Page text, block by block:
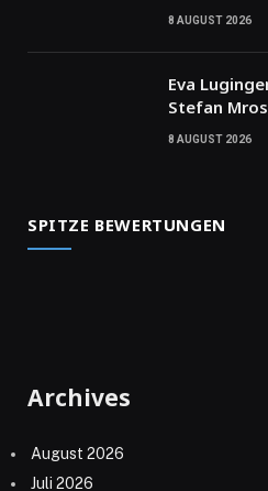
8 AUGUST 2026
Eva
Stefan
8 AUGUST 2026
SPITZE BEWERTUNGEN
Archives
August 2026
Juli 2026